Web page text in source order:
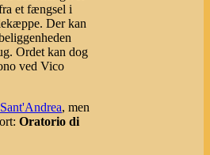
et fængsel i
Der kan
Ordet kan dog
ved Vico
Sant'Andrea, men
Oratorio di